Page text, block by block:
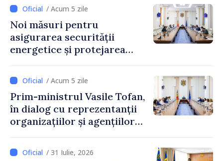
/ Acum 5 zile
Noi măsuri pentru
asigurarea securității
energetice și protejarea
de CNMC
/ Acum 5 zile
Prim-ministrul Vasile Tofan,
în dialog cu reprezentanții
organizațiilor și agențiilor
Moldova
/ 31 Iulie, 2026